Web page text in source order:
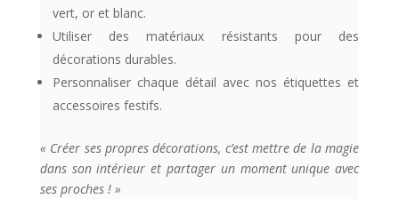
vert, or et blanc.
Utiliser des matériaux résistants pour des
décorations durables.
Personnaliser chaque détail avec nos étiquettes et
accessoires festifs.
« Créer ses propres décorations, c’est mettre de la magie
dans son intérieur et partager un moment unique avec
ses proches ! »